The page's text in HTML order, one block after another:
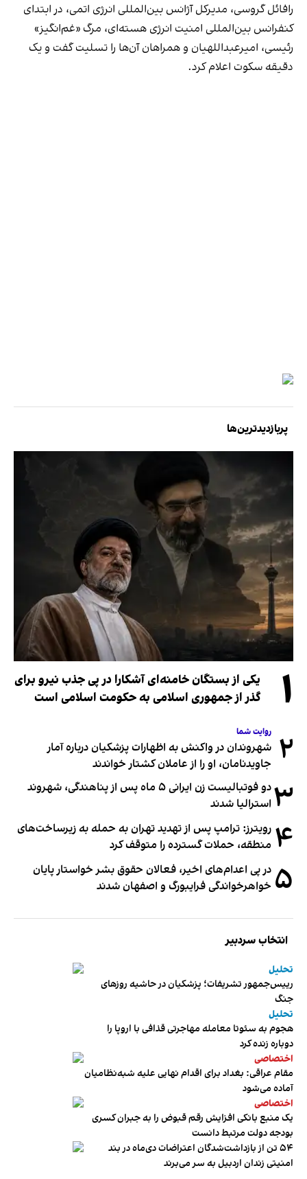
رافائل گروسی، مدیرکل آژانس بین‌المللی انرژی اتمی، در ابتدای
کنفرانس بین‌المللی امنیت انرژی هسته‌ای، مرگ «غم‌انگیز»
رئیسی، امیرعبداللهیان و همراهان آن‌ها را تسلیت گفت و یک
دقیقه سکوت اعلام کرد.
پربازدیدترین‌ها
۱
یکی از بستگان خامنه‌ای آشکارا در پی جذب نیرو برای
گذر از جمهوری اسلامی به حکومت اسلامی است
۲ روایت شما
شهروندان در واکنش به اظهارات پزشکیان درباره آمار
جاویدنامان، او را از عاملان کشتار خواندند
۳
دو فوتبالیست زن ایرانی ۵ ماه پس از پناهندگی، شهروند
استرالیا شدند
۴ رویترز: ترامپ پس از تهدید تهران به حمله به زیرساخت‌های
منطقه، حملات گسترده را متوقف کرد
۵ در پی اعدام‌های اخیر، فعالان حقوق بشر خواستار پایان
خواهرخواندگی فرایبورگ و اصفهان شدند
انتخاب سردبیر
تحلیل
رییس‌جمهور تشریفات؛ پزشکیان در حاشیه روزهای
جنگ
تحلیل
هجوم به سئوتا معامله مهاجرتی قذافی با اروپا را
دوباره زنده کرد
اختصاصی
مقام عراقی: بغداد برای اقدام نهایی علیه شبه‌نظامیان
آماده می‌شود
اختصاصی
یک منبع بانکی افزایش رقم قبوض را به جبران کسری
بودجه دولت مرتبط دانست
۵۴ تن از بازداشت‌شدگان اعتراضات دی‌ماه در بند
امنیتی زندان اردبیل به سر می‌برند